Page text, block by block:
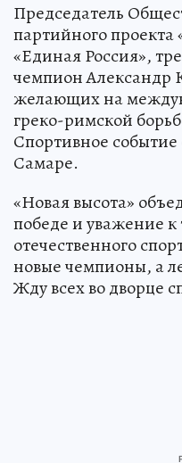
Председатель
партийного
«Единая Россия»,
чемпион Александр
желающих на
греко-римской
Спортивное событие
Самаре.
«Новая высота»
победе и уважение
отечественного
новые чемпионы, а
Жду всех во дворце